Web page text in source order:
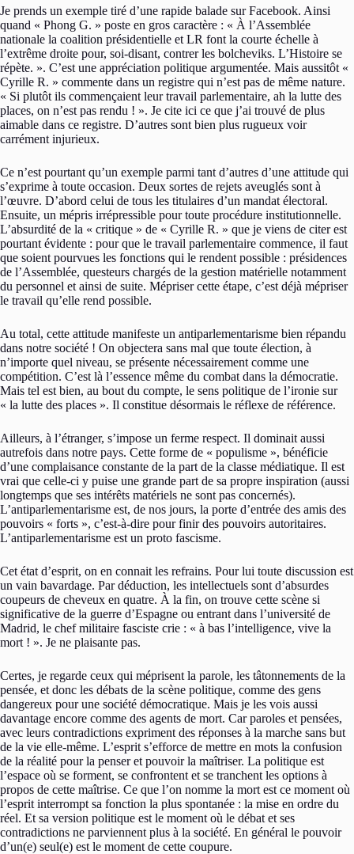
Je prends un exemple tiré d’une rapide balade sur Facebook. Ainsi
quand « Phong G. » poste en gros caractère : « À l’Assemblée
nationale la coalition présidentielle et LR font la courte échelle à
l’extrême droite pour, soi-disant, contrer les bolcheviks. L’Histoire se
répète. ». C’est une appréciation politique argumentée. Mais aussitôt «
Cyrille R. » commente dans un registre qui n’est pas de même nature.
« Si plutôt ils commençaient leur travail parlementaire, ah la lutte des
places, on n’est pas rendu ! ». Je cite ici ce que j’ai trouvé de plus
aimable dans ce registre. D’autres sont bien plus rugueux voir
carrément injurieux.
Ce n’est pourtant qu’un exemple parmi tant d’autres d’une attitude qui
s’exprime à toute occasion. Deux sortes de rejets aveuglés sont à
l’œuvre. D’abord celui de tous les titulaires d’un mandat électoral.
Ensuite, un mépris irrépressible pour toute procédure institutionnelle.
L’absurdité de la « critique » de « Cyrille R. » que je viens de citer est
pourtant évidente : pour que le travail parlementaire commence, il faut
que soient pourvues les fonctions qui le rendent possible : présidences
de l’Assemblée, questeurs chargés de la gestion matérielle notamment
du personnel et ainsi de suite. Mépriser cette étape, c’est déjà mépriser
le travail qu’elle rend possible.
Au total, cette attitude manifeste un antiparlementarisme bien répandu
dans notre société ! On objectera sans mal que toute élection, à
n’importe quel niveau, se présente nécessairement comme une
compétition. C’est là l’essence même du combat dans la démocratie.
Mais tel est bien, au bout du compte, le sens politique de l’ironie sur
« la lutte des places ». Il constitue désormais le réflexe de référence.
Ailleurs, à l’étranger, s’impose un ferme respect. Il dominait aussi
autrefois dans notre pays. Cette forme de « populisme », bénéficie
d’une complaisance constante de la part de la classe médiatique. Il est
vrai que celle-ci y puise une grande part de sa propre inspiration (aussi
longtemps que ses intérêts matériels ne sont pas concernés).
L’antiparlementarisme est, de nos jours, la porte d’entrée des amis des
pouvoirs « forts », c’est-à-dire pour finir des pouvoirs autoritaires.
L’antiparlementarisme est un proto fascisme.
Cet état d’esprit, on en connait les refrains. Pour lui toute discussion est
un vain bavardage. Par déduction, les intellectuels sont d’absurdes
coupeurs de cheveux en quatre. À la fin, on trouve cette scène si
significative de la guerre d’Espagne ou entrant dans l’université de
Madrid, le chef militaire fasciste crie : « à bas l’intelligence, vive la
mort ! ». Je ne plaisante pas.
Certes, je regarde ceux qui méprisent la parole, les tâtonnements de la
pensée, et donc les débats de la scène politique, comme des gens
dangereux pour une société démocratique. Mais je les vois aussi
davantage encore comme des agents de mort. Car paroles et pensées,
avec leurs contradictions expriment des réponses à la marche sans but
de la vie elle-même. L’esprit s’efforce de mettre en mots la confusion
de la réalité pour la penser et pouvoir la maîtriser. La politique est
l’espace où se forment, se confrontent et se tranchent les options à
propos de cette maîtrise. Ce que l’on nomme la mort est ce moment où
l’esprit interrompt sa fonction la plus spontanée : la mise en ordre du
réel. Et sa version politique est le moment où le débat et ses
contradictions ne parviennent plus à la société. En général le pouvoir
d’un(e) seul(e) est le moment de cette coupure.